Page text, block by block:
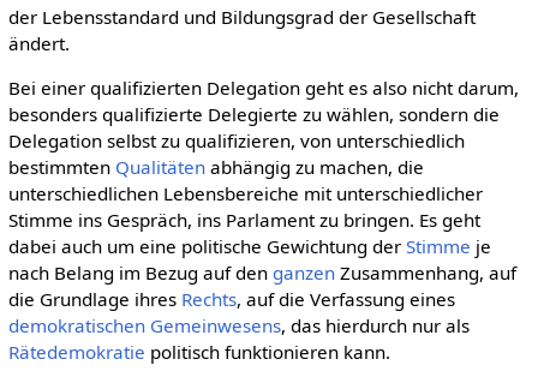
der Lebensstandard und Bildungsgrad der Gesellschaft
ändert.
Bei einer qualifizierten Delegation geht es also nicht darum,
besonders qualifizierte Delegierte zu wählen, sondern die
Delegation selbst zu qualifizieren, von unterschiedlich
bestimmten Qualitätenabhängig zu machen, die
unterschiedlichen Lebensbereiche mit unterschiedlicher
Stimme ins Gespräch, ins Parlament zu bringen. Es geht
dabei auch um eine politische Gewichtung der Stimme je
nach Belang im Bezug auf den ganzenZusammenhang, auf
die Grundlage ihres Rechts, auf die Verfassung eines
demokratischen Gemeinwesens, das hierdurch nur als
Rätedemokratie politisch funktionieren kann.